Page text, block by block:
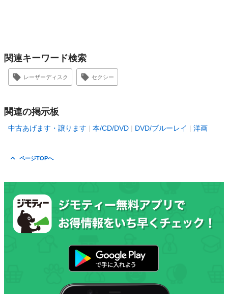
関連キーワード検索
レーザーディスク セクシー
関連の掲示板
中古あげます・譲ります 本/CD/DVD DVD/ブルーレイ 洋画
ページTOPへ